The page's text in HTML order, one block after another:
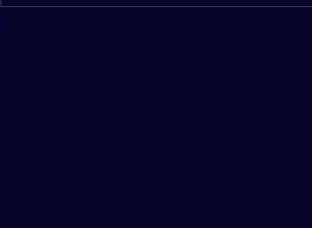
Drie dingen die je als